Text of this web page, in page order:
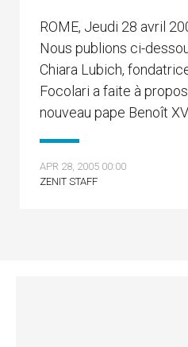
ROME, Jeudi 28 avril
Nous publions ci-
Chiara Lubich,
Focolari a faite à
nouveau pape Benoît
APR 28, 2005 00:00
ZENIT STAFF